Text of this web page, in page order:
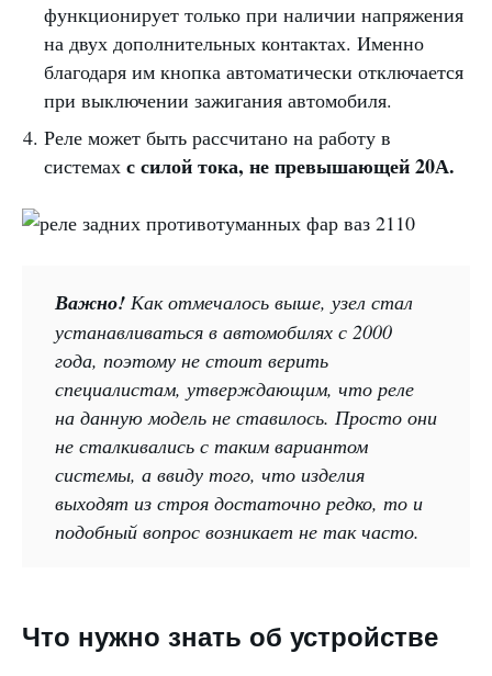
функционирует только при наличии напряжения
на двух дополнительных контактах. Именно
благодаря им кнопка автоматически отключается
при выключении зажигания автомобиля.
Реле может быть рассчитано на работу в
системах с силой тока, не превышающей 20А.
Важно! Как отмечалось выше, узел стал
устанавливаться в автомобилях с 2000
года, поэтому не стоит верить
специалистам, утверждающим, что реле
на данную модель не ставилось. Просто они
не сталкивались с таким вариантом
системы, а ввиду того, что изделия
выходят из строя достаточно редко, то и
подобный вопрос возникает не так часто.
Что нужно знать об устройстве